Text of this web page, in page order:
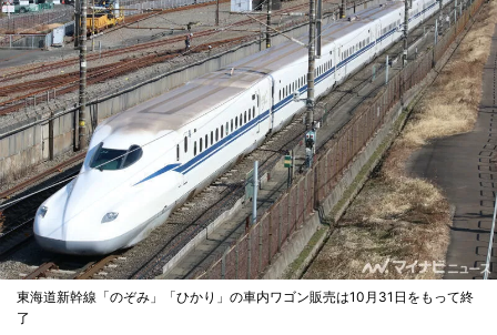
東海道新幹線「のぞみ」「ひかり」の車内ワゴン販売は10月31日をもって終
了